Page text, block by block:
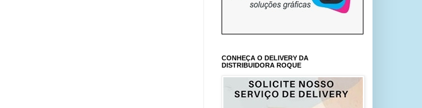
CONHEÇA O DELIVERY DA
DISTRIBUIDORA ROQUE